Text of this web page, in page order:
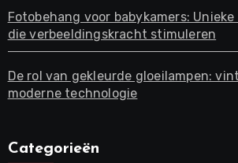
Fotobehang voor babykamers:
die verbeeldingskracht stimuleren
De rol van gekleurde gloeilampen:
moderne technologie
Categorieën